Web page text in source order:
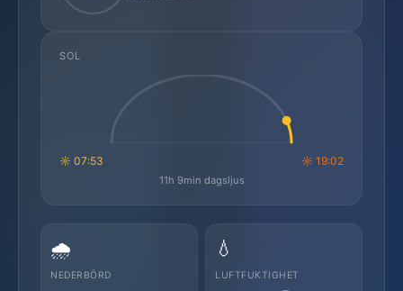
SOL
☼ 07:53 ☼ 19:02
11h 9min dagsljus
🌧️
NEDERBÖRD
💧
LUFTFUKTIGHET